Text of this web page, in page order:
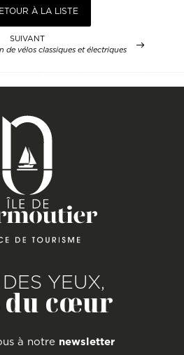
À LA LISTE
SUIVANT
de vélos classiques et électriques
YEUX,
du cœur
à notre newsletter